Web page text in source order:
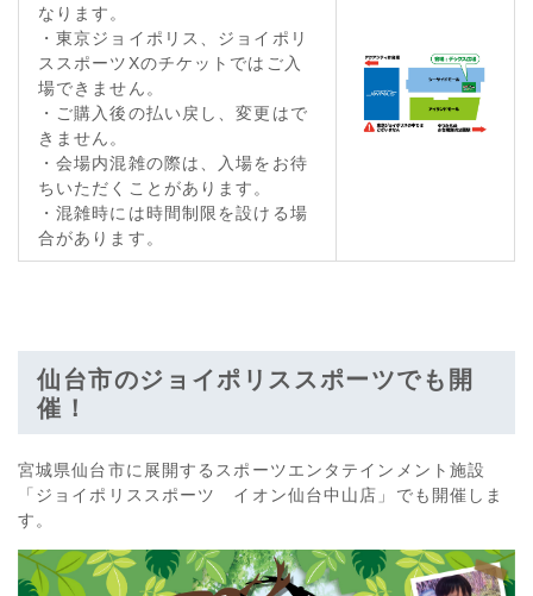
なります。
・東京ジョイポリス、ジョイポリ
ススポーツXのチケットではご入
場できません。
・ご購入後の払い戻し、変更はで
きません。
・会場内混雑の際は、入場をお待
ちいただくことがあります。
・混雑時には時間制限を設ける場
合があります。
仙台市のジョイポリススポーツでも開
催！
宮城県仙台市に展開するスポーツエンタテインメント施設
「ジョイポリススポーツ イオン仙台中山店」でも開催しま
す。